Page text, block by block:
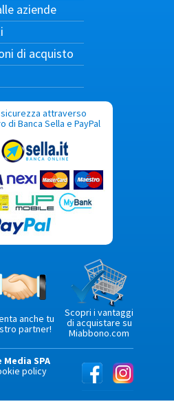
aziende
di acquisto
attraverso
di Banca Sella e PayPal
anche tu
partner!
Scopri i vantaggi
di acquistare su
Miabbono.com
SPA
policy